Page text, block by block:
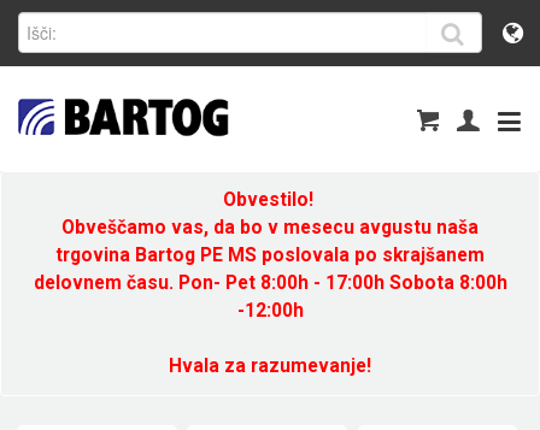
Obvestilo!
Obveščamo vas, da bo v mesecu avgustu naša
trgovina Bartog PE MS poslovala po skrajšanem
delovnem času. Pon- Pet 8:00h - 17:00h Sobota 8:00h
-12:00h
Hvala za razumevanje!